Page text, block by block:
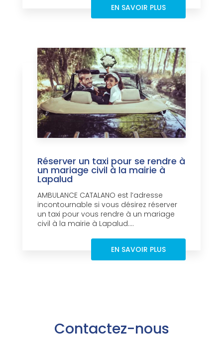
EN SAVOIR PLUS
Réserver un taxi pour se rendre à
un mariage civil à la mairie à
Lapalud
AMBULANCE CATALANO est l’adresse
incontournable si vous désirez réserver
un taxi pour vous rendre à un mariage
civil à la mairie à Lapalud....
EN SAVOIR PLUS
Contactez-nous